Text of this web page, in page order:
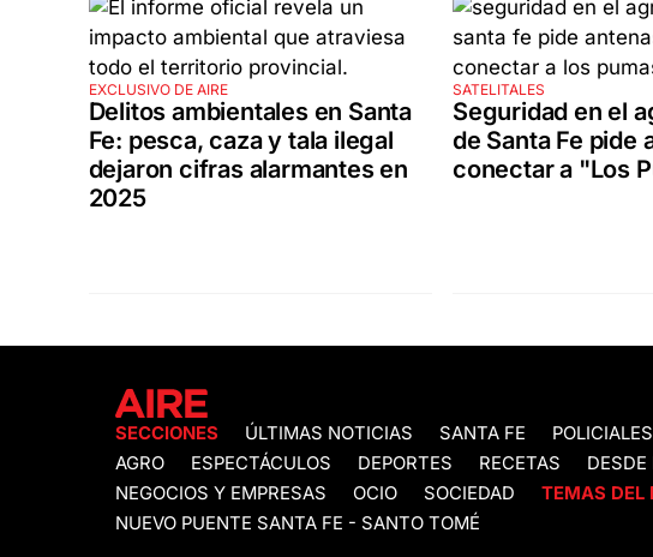
EXCLUSIVO DE AIRE
Delitos ambientales en Santa
Fe: pesca, caza y tala ilegal
dejaron cifras alarmantes en
2025
SATELITALES
Seguridad en el
de Santa Fe pide
conectar a "Los
SECCIONES ÚLTIMAS NOTICIAS SANTA FE POLICIALES
AGRO
ESPECTÁCULOS DEPORTES RECETAS DESDE
NEGOCIOS Y EMPRESAS
OCIO SOCIEDAD TEMAS DEL
NUEVO PUENTE SANTA FE - SANTO TOMÉ